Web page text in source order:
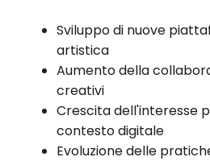
Sviluppo di nuove
artistica
Aumento della
creativi
Crescita dell'interesse
contesto digitale
Evoluzione delle